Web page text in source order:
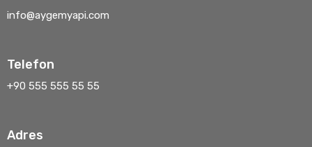
info@aygemyapi.com
Telefon
+90 555 555 55 55
Adres